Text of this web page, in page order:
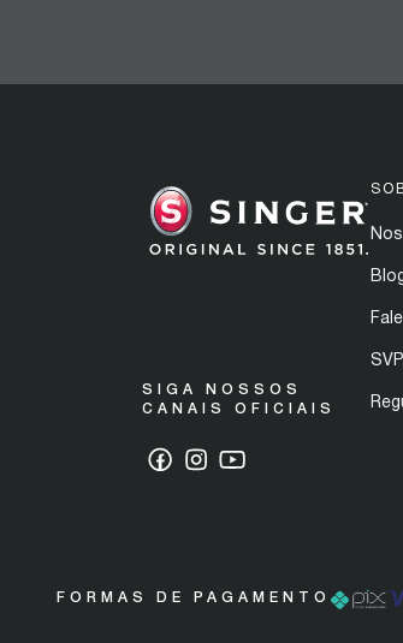
SIGA NOSSOS
CANAIS OFICIAIS
FORMAS DE PAGAMENTO